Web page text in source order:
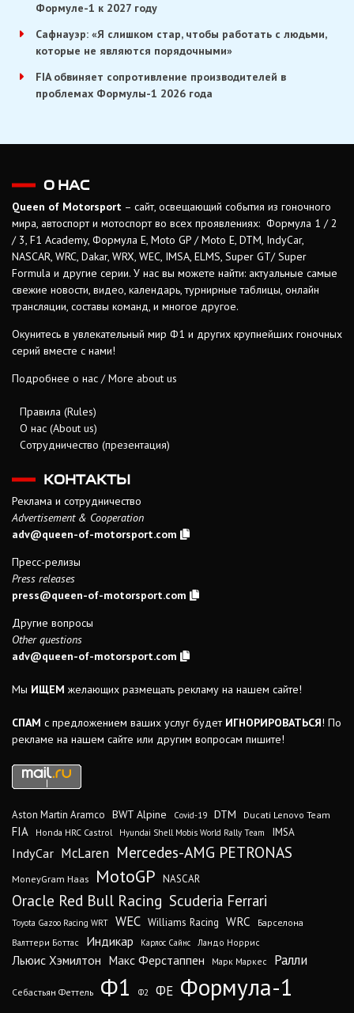
Формуле-1 к 2027 году
Сафнауэр: «Я слишком стар, чтобы работать с людьми,
которые не являются порядочными»
FIA обвиняет сопротивление производителей в
проблемах Формулы-1 2026 года
О НАС
Queen of Motorsport – сайт, освещающий события из гоночного
мира, автоспорт и мотоспорт во всех проявлениях: Формула 1 / 2
/ 3, F1 Academy, Формула Е, Moto GP / Moto E, DTM, IndyCar,
NASCAR, WRC, Dakar, WRX, WEC, IMSA, ELMS, Super GT/ Super
Formula и другие серии. У нас вы можете найти: актуальные самые
свежие новости, видео, календарь, турнирные таблицы, онлайн
трансляции, составы команд, и многое другое.
Окунитесь в увлекательный мир Ф1 и других крупнейших гоночных
серий вместе с нами!
Подробнее о нас / More about us
Правила (Rules)
О нас (About us)
Сотрудничество (презентация)
КОНТАКТЫ
Реклама и сотрудничество
Advertisement & Cooperation
adv@queen-of-motorsport.com
Пресс-релизы
Press releases
press@queen-of-motorsport.com
Другие вопросы
Other questions
adv@queen-of-motorsport.com
Мы ИЩЕМ желающих размещать рекламу на нашем сайте!
СПАМ с предложением ваших услуг будет ИГНОРИРОВАТЬСЯ! По
рекламе на нашем сайте или другим вопросам пишите!
Aston Martin Aramco BWT Alpine Covid-19 DTM Ducati Lenovo Team
FIA Honda HRC Castrol Hyundai Shell Mobis World Rally Team IMSA
IndyCar McLaren Mercedes-AMG PETRONAS
MoneyGram Haas MotoGP NASCAR
Oracle Red Bull Racing Scuderia Ferrari
Toyota Gazoo Racing WRT WEC Williams Racing WRC
Барселона
Валттери Боттас
Индикар Карлос Сайнс Ландо Норрис
Льюис Хэмилтон Макс Ферстаппен Марк Маркес Ралли
Себастьян Феттель Ф1 Ф2 ФЕ Формула-1